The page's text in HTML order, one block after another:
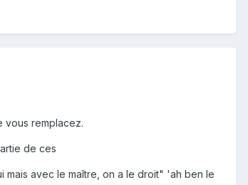
vous remplacez.
de ces
avec le maître, on a le droit" 'ah ben le